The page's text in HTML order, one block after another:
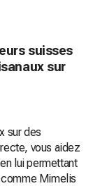
suisses
sur
sur des
vous aidez
lui permettant
Mimelis